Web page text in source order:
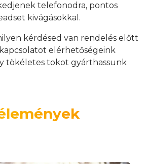
telefonodra, pontos
kivágásokkal.
kérdésed van rendelés előtt
elérhetőségeink
tökéletes tokot gyárthassunk